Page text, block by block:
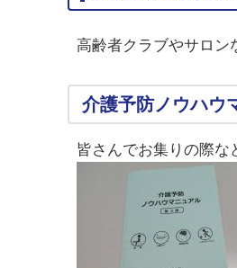
高齢者クラブやサロン
介護予防ノウハウ
皆さんでお集りの際な